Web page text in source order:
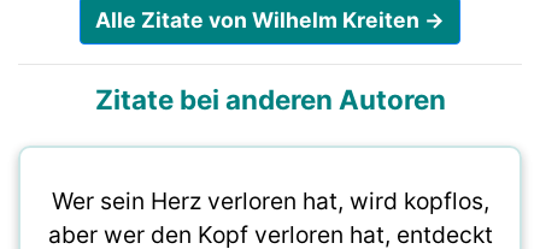
Alle Zitate von Wilhelm Kreiten →
Zitate bei anderen Autoren
Wer sein Herz verloren hat, wird kopflos,
aber wer den Kopf verloren hat, entdeckt